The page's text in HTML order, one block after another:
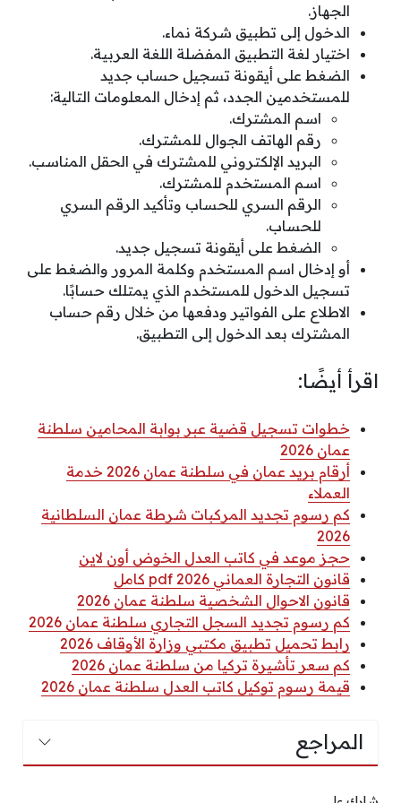
الجهاز.
الدخول إلى تطبيق شركة نماء.
اختيار لغة التطبيق المفضلة اللغة العربية.
الضغط على أيقونة تسجيل حساب جديد
للمستخدمين الجدد، ثم إدخال المعلومات التالية:
اسم المشترك.
رقم الهاتف الجوال للمشترك.
البريد الإلكتروني للمشترك في الحقل المناسب.
اسم المستخدم للمشترك.
الرقم السري للحساب وتأكيد الرقم السري
للحساب.
الضغط على أيقونة تسجيل جديد.
أو إدخال اسم المستخدم وكلمة المرور والضغط على
تسجيل الدخول للمستخدم الذي يمتلك حسابًا.
الاطلاع على الفواتير ودفعها من خلال رقم حساب
المشترك بعد الدخول إلى التطبيق.
اقرأ أيضًا:
خطوات تسجيل قضية عبر بوابة المحامين سلطنة
عمان 2026
أرقام بريد عمان في سلطنة عمان 2026 خدمة
العملاء
كم رسوم تجديد المركبات شرطة عمان السلطانية
2026
حجز موعد في كاتب العدل الخوض أون لاين
قانون التجارة العماني 2026 pdf كامل
قانون الاحوال الشخصية سلطنة عمان 2026
كم رسوم تجديد السجل التجاري سلطنة عمان 2026
رابط تحميل تطبيق مكتبي وزارة الأوقاف 2026
كم سعر تأشيرة تركيا من سلطنة عمان 2026
قيمة رسوم توكيل كاتب العدل سلطنة عمان 2026
المراجع